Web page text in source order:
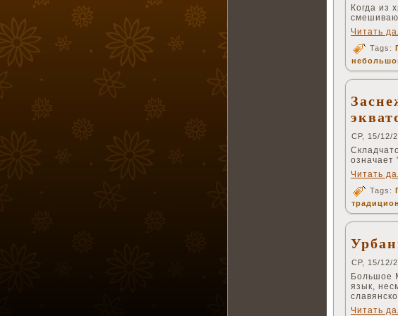
Когда из
Читать
Tags:
СР, 15/12/
означает
Читать
Tags:
СР, 15/12/
Большое
язык,
Читать